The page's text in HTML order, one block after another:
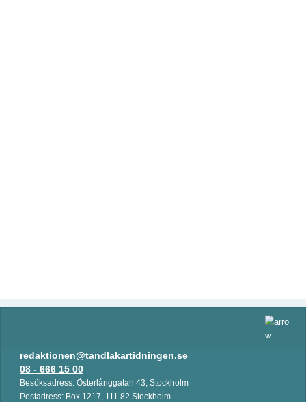
redaktionen@tandlakartidningen.se
08 - 666 15 00
Besöksadress: Österlånggatan 43, Stockholm
Postadress: Box 1217, 111 82 Stockholm